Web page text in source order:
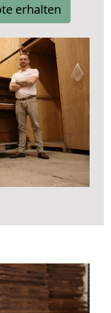
erhalten